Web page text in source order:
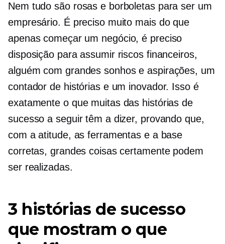
Nem tudo são rosas e borboletas para ser um
empresário. É preciso muito mais do que
apenas começar um negócio, é preciso
disposição para assumir riscos financeiros,
alguém com grandes sonhos e aspirações, um
contador de histórias e um inovador. Isso é
exatamente o que muitas das histórias de
sucesso a seguir têm a dizer, provando que,
com a atitude, as ferramentas e a base
corretas, grandes coisas certamente podem
ser realizadas.
3 histórias de sucesso
que mostram o que